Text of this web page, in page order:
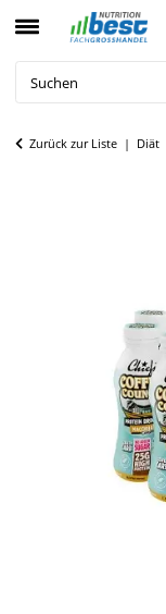
Zurück zur Liste Diät